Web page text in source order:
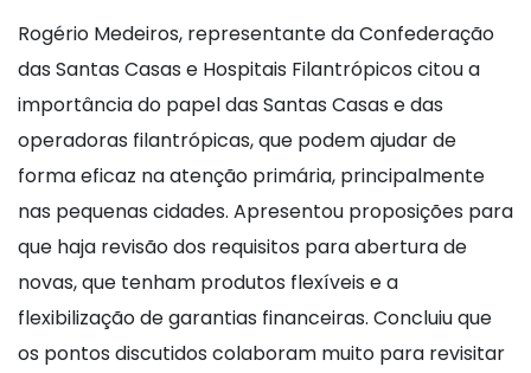
Rogério Medeiros, representante da Confederação
das Santas Casas e Hospitais Filantrópicos citou a
importância do papel das Santas Casas e das
operadoras filantrópicas, que podem ajudar de
forma eficaz na atenção primária, principalmente
nas pequenas cidades. Apresentou proposições para
que haja revisão dos requisitos para abertura de
novas, que tenham produtos flexíveis e a
flexibilização de garantias financeiras. Concluiu que
os pontos discutidos colaboram muito para revisitar